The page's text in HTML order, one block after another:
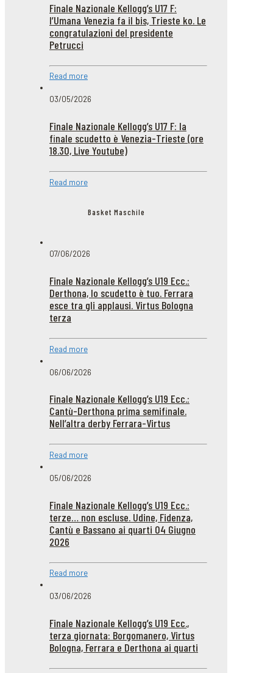
Finale Nazionale Kellogg’s U17 F:
l’Umana Venezia fa il bis, Trieste ko. Le
congratulazioni del presidente
Petrucci
Read more
03/05/2026
Finale Nazionale Kellogg’s U17 F: la
finale scudetto è Venezia-Trieste (ore
18.30, Live Youtube)
Read more
Basket Maschile
07/06/2026
Finale Nazionale Kellogg’s U19 Ecc.:
Derthona, lo scudetto è tuo. Ferrara
esce tra gli applausi. Virtus Bologna
terza
Read more
06/06/2026
Finale Nazionale Kellogg’s U19 Ecc.:
Cantù-Derthona prima semifinale.
Nell’altra derby Ferrara-Virtus
Read more
05/06/2026
Finale Nazionale Kellogg’s U19 Ecc.:
terze… non escluse. Udine, Fidenza,
Cantù e Bassano ai quarti 04 Giugno
2026
Read more
03/06/2026
Finale Nazionale Kellogg’s U19 Ecc.,
terza giornata: Borgomanero, Virtus
Bologna, Ferrara e Derthona ai quarti